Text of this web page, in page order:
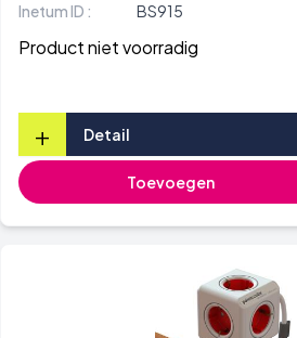
Inetum ID :
BS915
Product niet voorradig
+ Detail
Toevoegen